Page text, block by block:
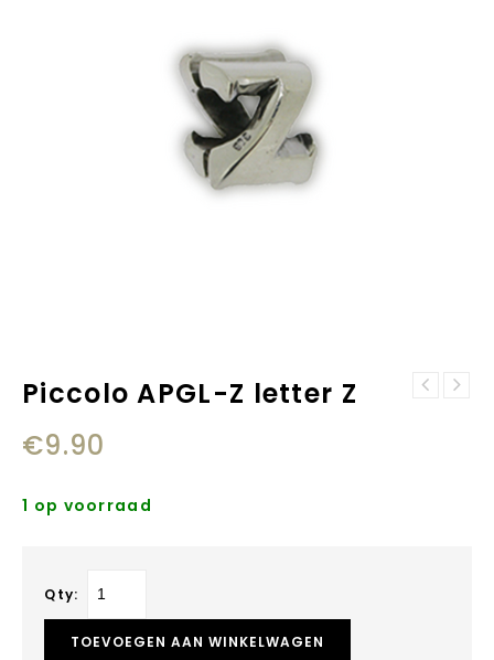
Piccolo APGL-Z letter Z
€9.90
1 op voorraad
Qty:
TOEVOEGEN AAN WINKELWAGEN